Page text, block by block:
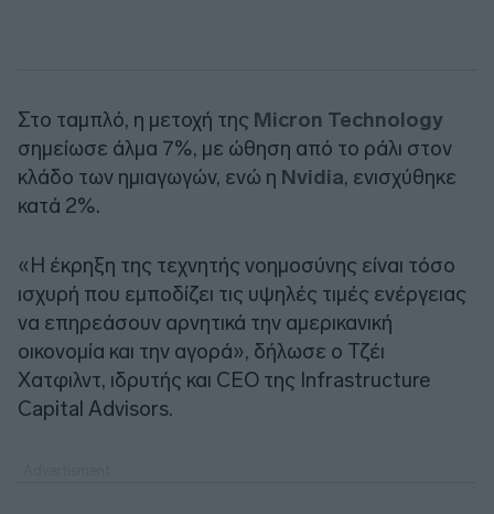
Στο ταμπλό, η μετοχή της Micron Technology
σημείωσε άλμα 7%, με ώθηση από το ράλι στον
κλάδο των ημιαγωγών, ενώ η Nvidia, ενισχύθηκε
κατά 2%.
«Η έκρηξη της τεχνητής νοημοσύνης είναι τόσο
ισχυρή που εμποδίζει τις υψηλές τιμές ενέργειας
να επηρεάσουν αρνητικά την αμερικανική
οικονομία και την αγορά», δήλωσε ο Τζέι
Χατφιλντ, ιδρυτής και CEO της Infrastructure
Capital Advisors.